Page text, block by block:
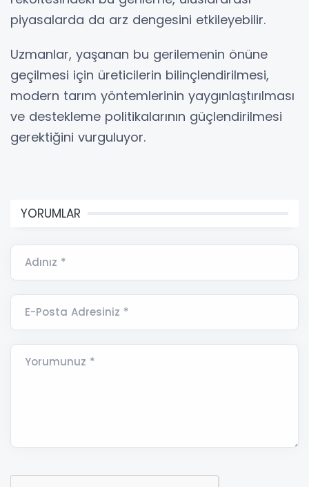
piyasalarda da arz dengesini etkileyebilir.
Uzmanlar, yaşanan bu gerilemenin önüne
geçilmesi için üreticilerin bilinçlendirilmesi,
modern tarım yöntemlerinin yaygınlaştırılması
ve destekleme politikalarının güçlendirilmesi
gerektiğini vurguluyor.
YORUMLAR
Adınız *
E-Posta Adresiniz *
Yorumunuz *